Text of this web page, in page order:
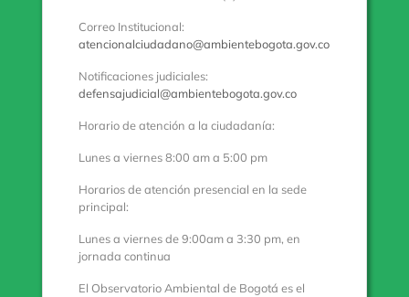
Correo Institucional:
atencionalciudadano@ambientebogota.gov.co
Notificaciones judiciales:
defensajudicial@ambientebogota.gov.co
Horario de atención a la ciudadanía:
Lunes a viernes 8:00 am a 5:00 pm
Horarios de atención presencial en la sede
principal:
Lunes a viernes de 9:00am a 3:30 pm, en
jornada continua
El Observatorio Ambiental de Bogotá es el